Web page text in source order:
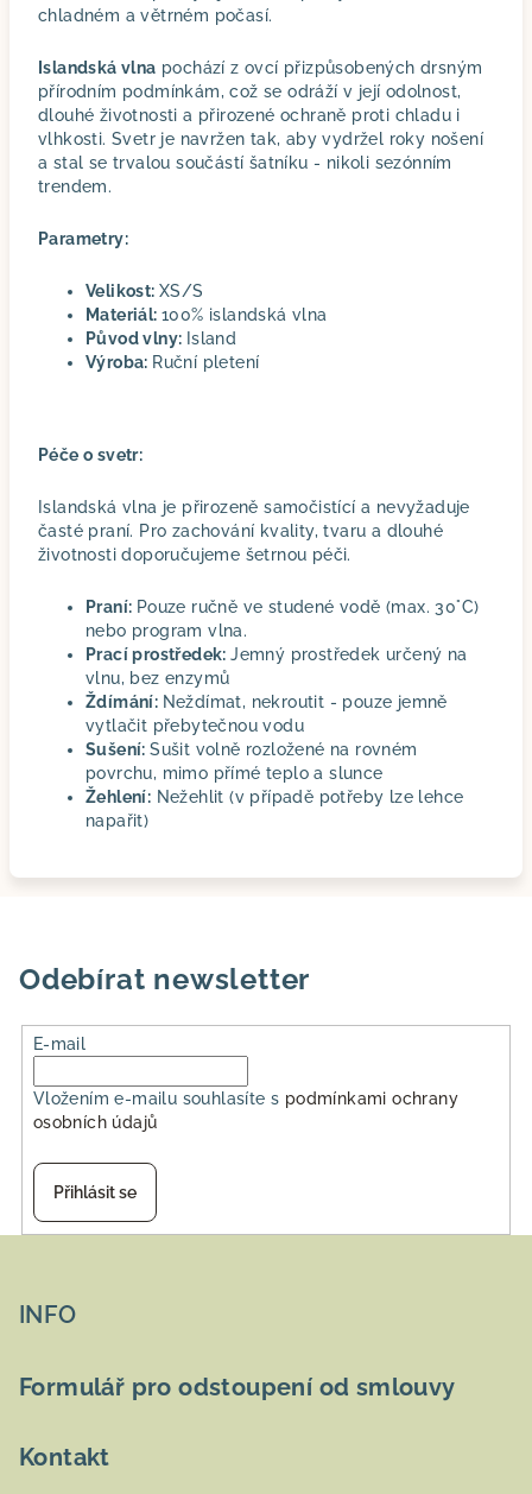
chladném a větrném počasí.
Islandská vlna pochází z ovcí přizpůsobených drsným
přírodním podmínkám, což se odráží v její odolnost,
dlouhé životnosti a přirozené ochraně proti chladu i
vlhkosti. Svetr je navržen tak, aby vydržel roky nošení
a stal se trvalou součástí šatníku - nikoli sezónním
trendem.
Parametry:
Velikost: XS/S
Materiál: 100% islandská vlna
Původ vlny: Island
Výroba: Ruční pletení
Péče o svetr:
Islandská vlna je přirozeně samočistící a nevyžaduje
časté praní. Pro zachování kvality, tvaru a dlouhé
životnosti doporučujeme šetrnou péči.
Praní: Pouze ručně ve studené vodě (max. 30°C)
nebo program vlna.
Prací prostředek:Jemný prostředek určený na
vlnu, bez enzymů
Ždímání: Neždímat, nekroutit - pouze jemně
vytlačit přebytečnou vodu
Sušení:Sušit volně rozložené na rovném
povrchu, mimo přímé teplo a slunce
Žehlení: Nežehlit (v případě potřeby lze lehce
napařit)
Odebírat newsletter
E-mail
Vložením e-mailu souhlasíte s podmínkami ochrany
osobních údajů
Přihlásit se
INFO
Formulář pro odstoupení od smlouvy
Kontakt